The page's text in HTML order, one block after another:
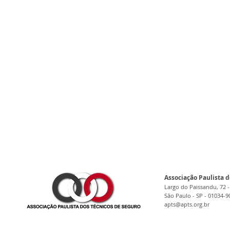
Associação Paulista
Largo do Paissandu, 72
São Paulo - SP - 01034-
apts@apts.org.br